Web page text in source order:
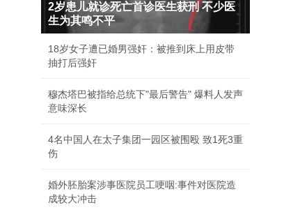
2岁患儿就诊死亡首诊医生获刑 不少医
生为其鸣不平
18岁女子遭已婚男强奸：被推到床上用皮带
抽打后强奸
穆杰塔巴被指给总统下"最后警告" 爆料人发声
意味深长
4名中国人在太子集团一园区被围殴 致1死3重
伤
婚外胚胎案涉事医院员工哽咽:事件对医院造
成较大冲击